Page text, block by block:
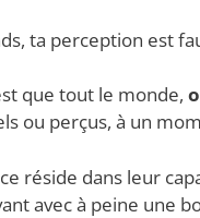
ta perception est
que tout le monde,
ou perçus, à un
réside dans leur
avec à peine une